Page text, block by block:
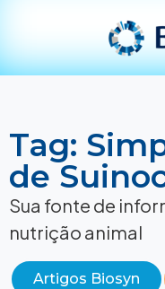
Tag:
de
Sua fonte de
nutrição animal
Artigos Biosyn